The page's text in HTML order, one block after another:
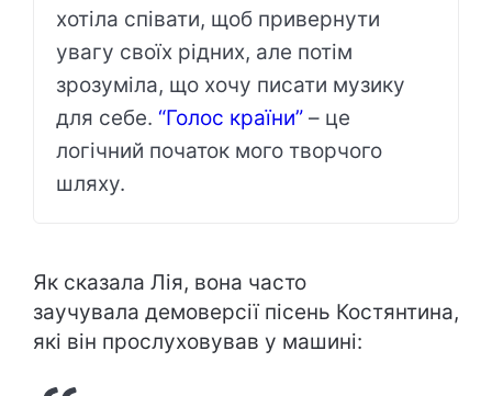
хотіла співати, щоб привернути
увагу своїх рідних, але потім
зрозуміла, що хочу писати музику
для себе. “Голос країни” – це
логічний початок мого творчого
шляху.
Як сказала Лія, вона часто
заучувала демоверсії пісень Костянтина,
які він прослуховував у машині: